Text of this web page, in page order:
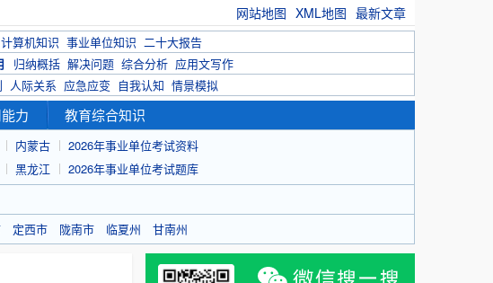
网站地图 XML地图 最新文章
计算机知识 事业单位知识 二十大报告
归纳概括 解决问题 综合分析 应用文写作
人际关系 应急应变 自我认知 情景模拟
力 教育综合知识
内蒙古
2026年事业单位考试资料
黑龙江
2026年事业单位考试题库
定西市 陇南市 临夏州 甘南州